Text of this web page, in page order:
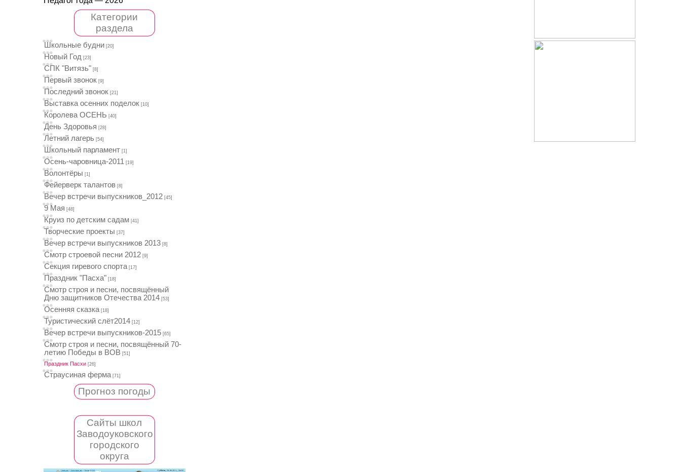
Категории
раздела
Школьные будни [20]
Новый Год [23]
СПК "Витязь" [8]
Первый звонок [9]
Последний звонок [21]
Выставка осенних поделок [10]
Королева ОСЕНЬ [40]
День Здоровья [28]
Летний лагерь [54]
Школьный парламент [1]
Осень-чаровница-2011 [19]
Волонтёры [1]
Фейерверк талантов [8]
Вечер встречи выпускников_2012 [45]
9 Мая [48]
Круиз по детским садам [41]
Творческие проекты [37]
Вечер встречи выпускников 2013 [8]
Смотр строевой песни 2012 [9]
Секция гиревого спорта [17]
Праздник "Пасха" [18]
Смотр строя и песни, посвящённый
Дню защитников Отечества 2014 [53]
Осенняя сказка [18]
Туристический слёт2014 [12]
Вечер встречи выпускников-2015 [65]
Смотр строя и песни, посвящённый 70-
летию Победы в ВОВ [51]
Праздник Пасхи [26]
Страусиная ферма [71]
Прогноз погоды
Сайты школ
Заводоуковского
городского
округа